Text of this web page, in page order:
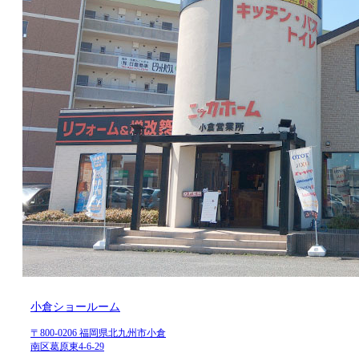
小倉ショールーム
〒800-0206 福岡県北九州市小倉
南区葛原東4-6-29